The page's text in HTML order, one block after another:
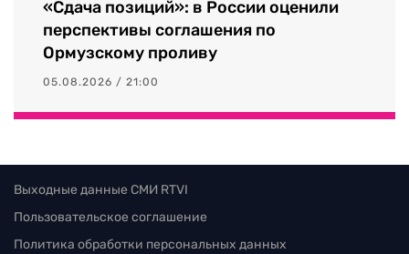
«Сдача позиций»: в России оценили
перспективы соглашения по
Ормузскому проливу
05.08.2026 / 21:00
Выходные данные СМИ RTVI
Пользовательское соглашение
Политика обработки персональных данных